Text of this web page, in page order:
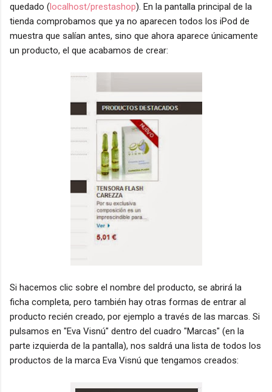
quedado (localhost/prestashop). En la pantalla principal de la
tienda comprobamos que ya no aparecen todos los iPod de
muestra que salían antes, sino que ahora aparece únicamente
un producto, el que acabamos de crear:
Si hacemos clic sobre el nombre del producto, se abrirá la
ficha completa, pero también hay otras formas de entrar al
producto recién creado, por ejemplo a través de las marcas. Si
pulsamos en "Eva Visnú" dentro del cuadro "Marcas" (en la
parte izquierda de la pantalla), nos saldrá una lista de todos los
productos de la marca Eva Visnú que tengamos creados: